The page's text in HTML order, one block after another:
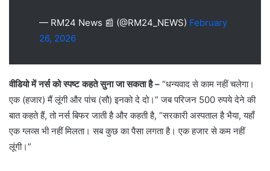
— RM24 News 📰 (@RM24_NEWS) February
26, 2026
वीडियो में नर्स को स्पष्ट कहते सुना जा सकता है – “धन्यवाद से काम नहीं चलेगा।
एक (हजार) मैं लूंगी और पांच (सौ) इनको दे दो।” जब परिजन 500 रुपये देने की
बात कहते हैं, तो नर्स बिफर जाती है और कहती है, “सरकारी अस्पताल है भैया, यहाँ
एक ग्लव्स भी नहीं मिलता। सब कुछ का पैसा लगता है। एक हजार से कम नहीं
लूंगी।”